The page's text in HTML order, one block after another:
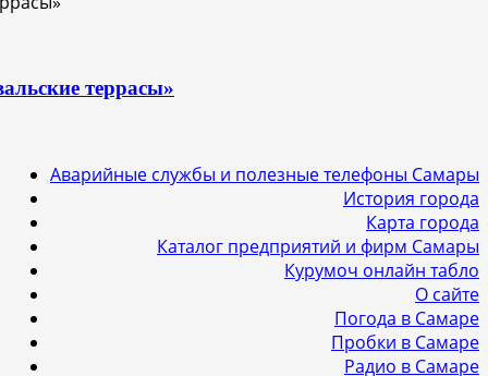
террасы»
Аварийные службы и полезные телефоны Самары
История города
Карта города
Каталог предприятий и фирм Самары
Курумоч онлайн табло
О сайте
Погода в Самаре
Пробки в Самаре
Радио в Самаре